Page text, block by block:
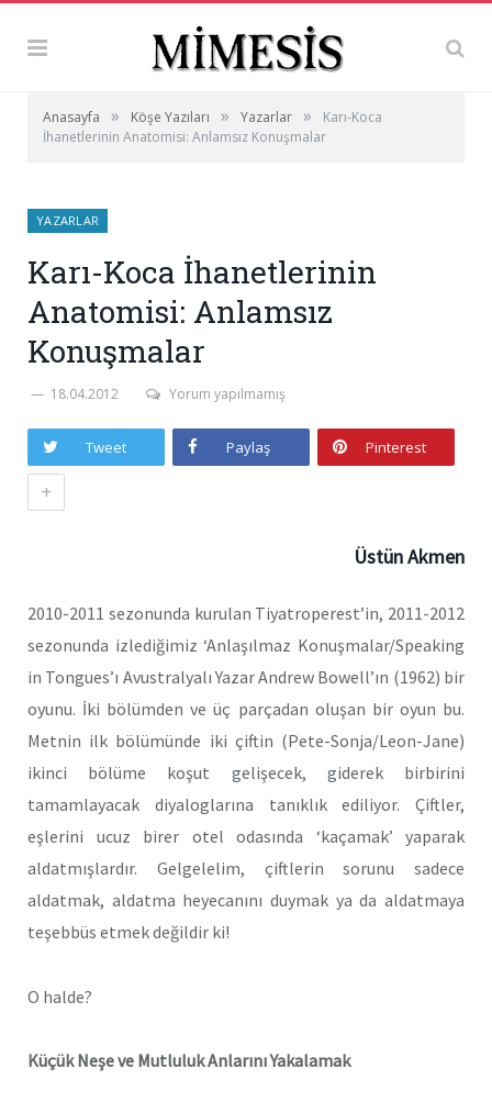
Anasayfa » Köşe Yazıları » Yazarlar »
Karı-Koca
İhanetlerinin Anatomisi: Anlamsız Konuşmalar
YAZARLAR
Karı-Koca İhanetlerinin
Anatomisi: Anlamsız
Konuşmalar
18.04.2012 Yorum yapılmamış
Tweet Paylaş Pinterest
+
Üstün Akmen
2010-2011 sezonunda kurulan Tiyatroperest’in, 2011-2012
sezonunda izlediğimiz ‘Anlaşılmaz Konuşmalar/Speaking
in Tongues’ı Avustralyalı Yazar Andrew Bowell’ın (1962) bir
oyunu. İki bölümden ve üç parçadan oluşan bir oyun bu.
Metnin ilk bölümünde iki çiftin (Pete-Sonja/Leon-Jane)
ikinci bölüme koşut gelişecek, giderek birbirini
tamamlayacak diyaloglarına tanıklık ediliyor. Çiftler,
eşlerini ucuz birer otel odasında ‘kaçamak’ yaparak
aldatmışlardır. Gelgelelim, çiftlerin sorunu sadece
aldatmak, aldatma heyecanını duymak ya da aldatmaya
teşebbüs etmek değildir ki!
O halde?
Küçük Neşe ve Mutluluk Anlarını Yakalamak